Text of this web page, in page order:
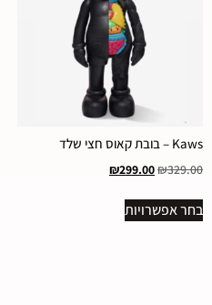
Kaws – בובת קאוס חצי שלד
₪329.00
₪299.00
בחר אפשרויות